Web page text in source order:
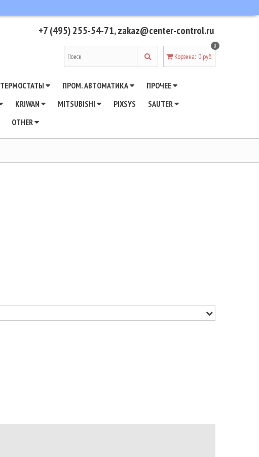
+7 (495) 255-54-71,zakaz@center-control.ru
Корзина:
0
0 руб
ТЕРМОСТАТЫ ПРОМ. АВТОМАТИКА
ПРОЧЕЕ
KRIWAN MITSUBISHI PIXSYS
SAUTER
OTHER